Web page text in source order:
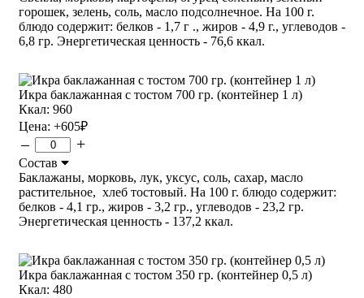
горошек, зелень, соль, масло подсолнечное. На 100 г.
блюдо содержит: белков - 1,7 г ., жиров - 4,9 г., углеводов -
6,8 гр. Энергетическая ценность - 76,6 ккал.
Икра баклажанная с тостом 700 гр. (контейнер 1 л)
Ккал: 960
Цена: +605₽
– +
Состав
Баклажаны, морковь, лук, уксус, соль, сахар, масло
растительное, хлеб тостовый. На 100 г. блюдо содержит:
белков - 4,1 гр., жиров - 3,2 гр., углеводов - 23,2 гр.
Энергетическая ценность - 137,2 ккал.
Икра баклажанная с тостом 350 гр. (контейнер 0,5 л)
Ккал: 480